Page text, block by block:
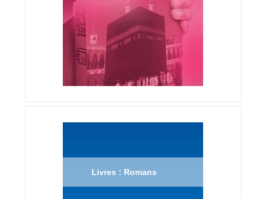
Livres : Romans